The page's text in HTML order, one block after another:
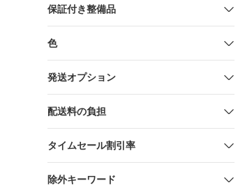
保証付き整備品
色
発送オプション
配送料の負担
タイムセール割引率
除外キーワード